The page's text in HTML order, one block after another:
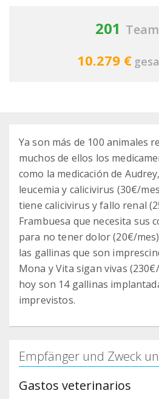
201
10.279 €
Ya son más de 100 animales
muchos de ellos los
como la medicación de
leucemia y calicivirus (30€/
tiene calicivirus y fallo renal
Frambuesa que necesita sus
para no tener dolor (20€/
las gallinas que son
Mona y Vita sigan vivas
hoy son 14 gallinas
imprevistos.
Empfänger und Zweck
Gastos veterinarios